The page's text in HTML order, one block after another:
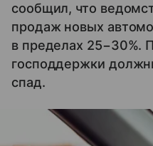
сообщил, что
продаж новых
в пределах 25−30%.
господдержки
спад.